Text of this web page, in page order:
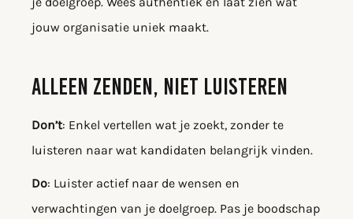
jouw organisatie uniek maakt.
ALLEEN ZENDEN, NIET LUISTEREN
Don’t: Enkel vertellen wat je zoekt, zonder te
luisteren naar wat kandidaten belangrijk vinden.
Do: Luister actief naar de wensen en
verwachtingen van je doelgroep. Pas je boodschap